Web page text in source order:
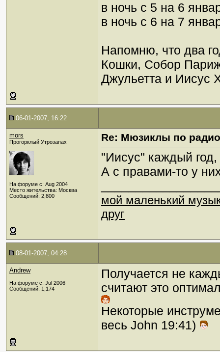
в ночь с 5 на 6
в ночь с 6 на 7
Напомню, что два
Кошки, Собор
Джульетта и Иисус
06-01-2007, 16:22
mors
Прогорклый Утрозапах
На форуме с: Aug 2004
Место жительства: Москва
Сообщений: 2,800
Re: Мюзиклы по радио
"Иисус" каждый год,
А с правами-то у
мой маленький
друг
08-01-2007, 04:28
Andrew
На форуме с: Jul 2006
Сообщений: 1,174
Получается не
считают это
Некоторые
весь John 19:41)